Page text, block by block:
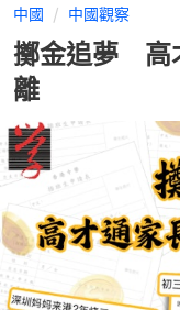
中國 中國觀察
擲金追夢 高
離